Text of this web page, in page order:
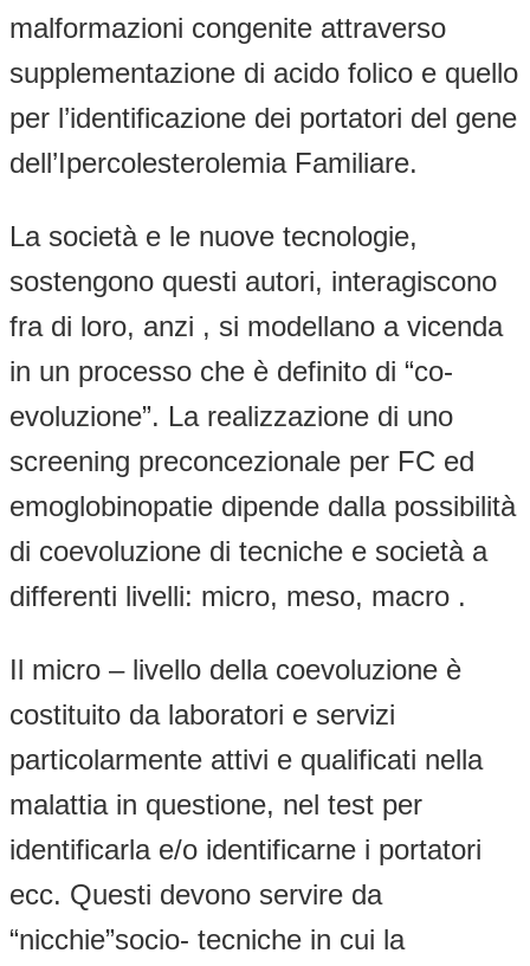
malformazioni congenite attraverso
supplementazione di acido folico e quello
per l’identificazione dei portatori del gene
dell’Ipercolesterolemia Familiare.
La società e le nuove tecnologie,
sostengono questi autori, interagiscono
fra di loro, anzi , si modellano a vicenda
in un processo che è definito di “co-
evoluzione”. La realizzazione di uno
screening preconcezionale per FC ed
emoglobinopatie dipende dalla possibilità
di coevoluzione di tecniche e società a
differenti livelli: micro, meso, macro .
Il micro – livello della coevoluzione è
costituito da laboratori e servizi
particolarmente attivi e qualificati nella
malattia in questione, nel test per
identificarla e/o identificarne i portatori
ecc. Questi devono servire da
“nicchie”socio- tecniche in cui la